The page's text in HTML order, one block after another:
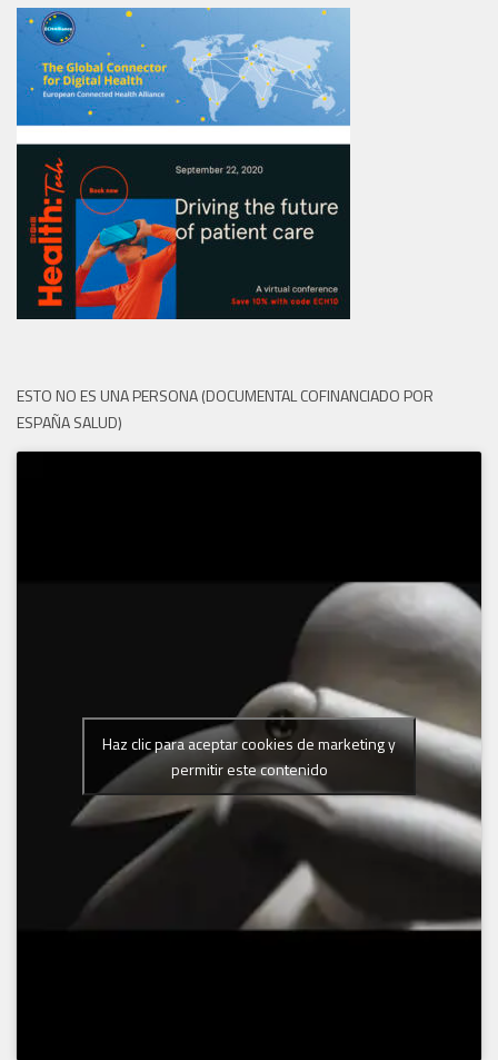
ESTO NO ES UNA PERSONA (DOCUMENTAL COFINANCIADO POR
ESPAÑA SALUD)
Haz clic para aceptar cookies de marketing y
permitir este contenido